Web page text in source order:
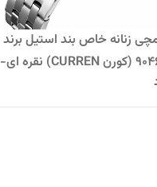
زنانه خاص بند استیل برند
کارن 9046S (کورن CURREN) نقره ای-